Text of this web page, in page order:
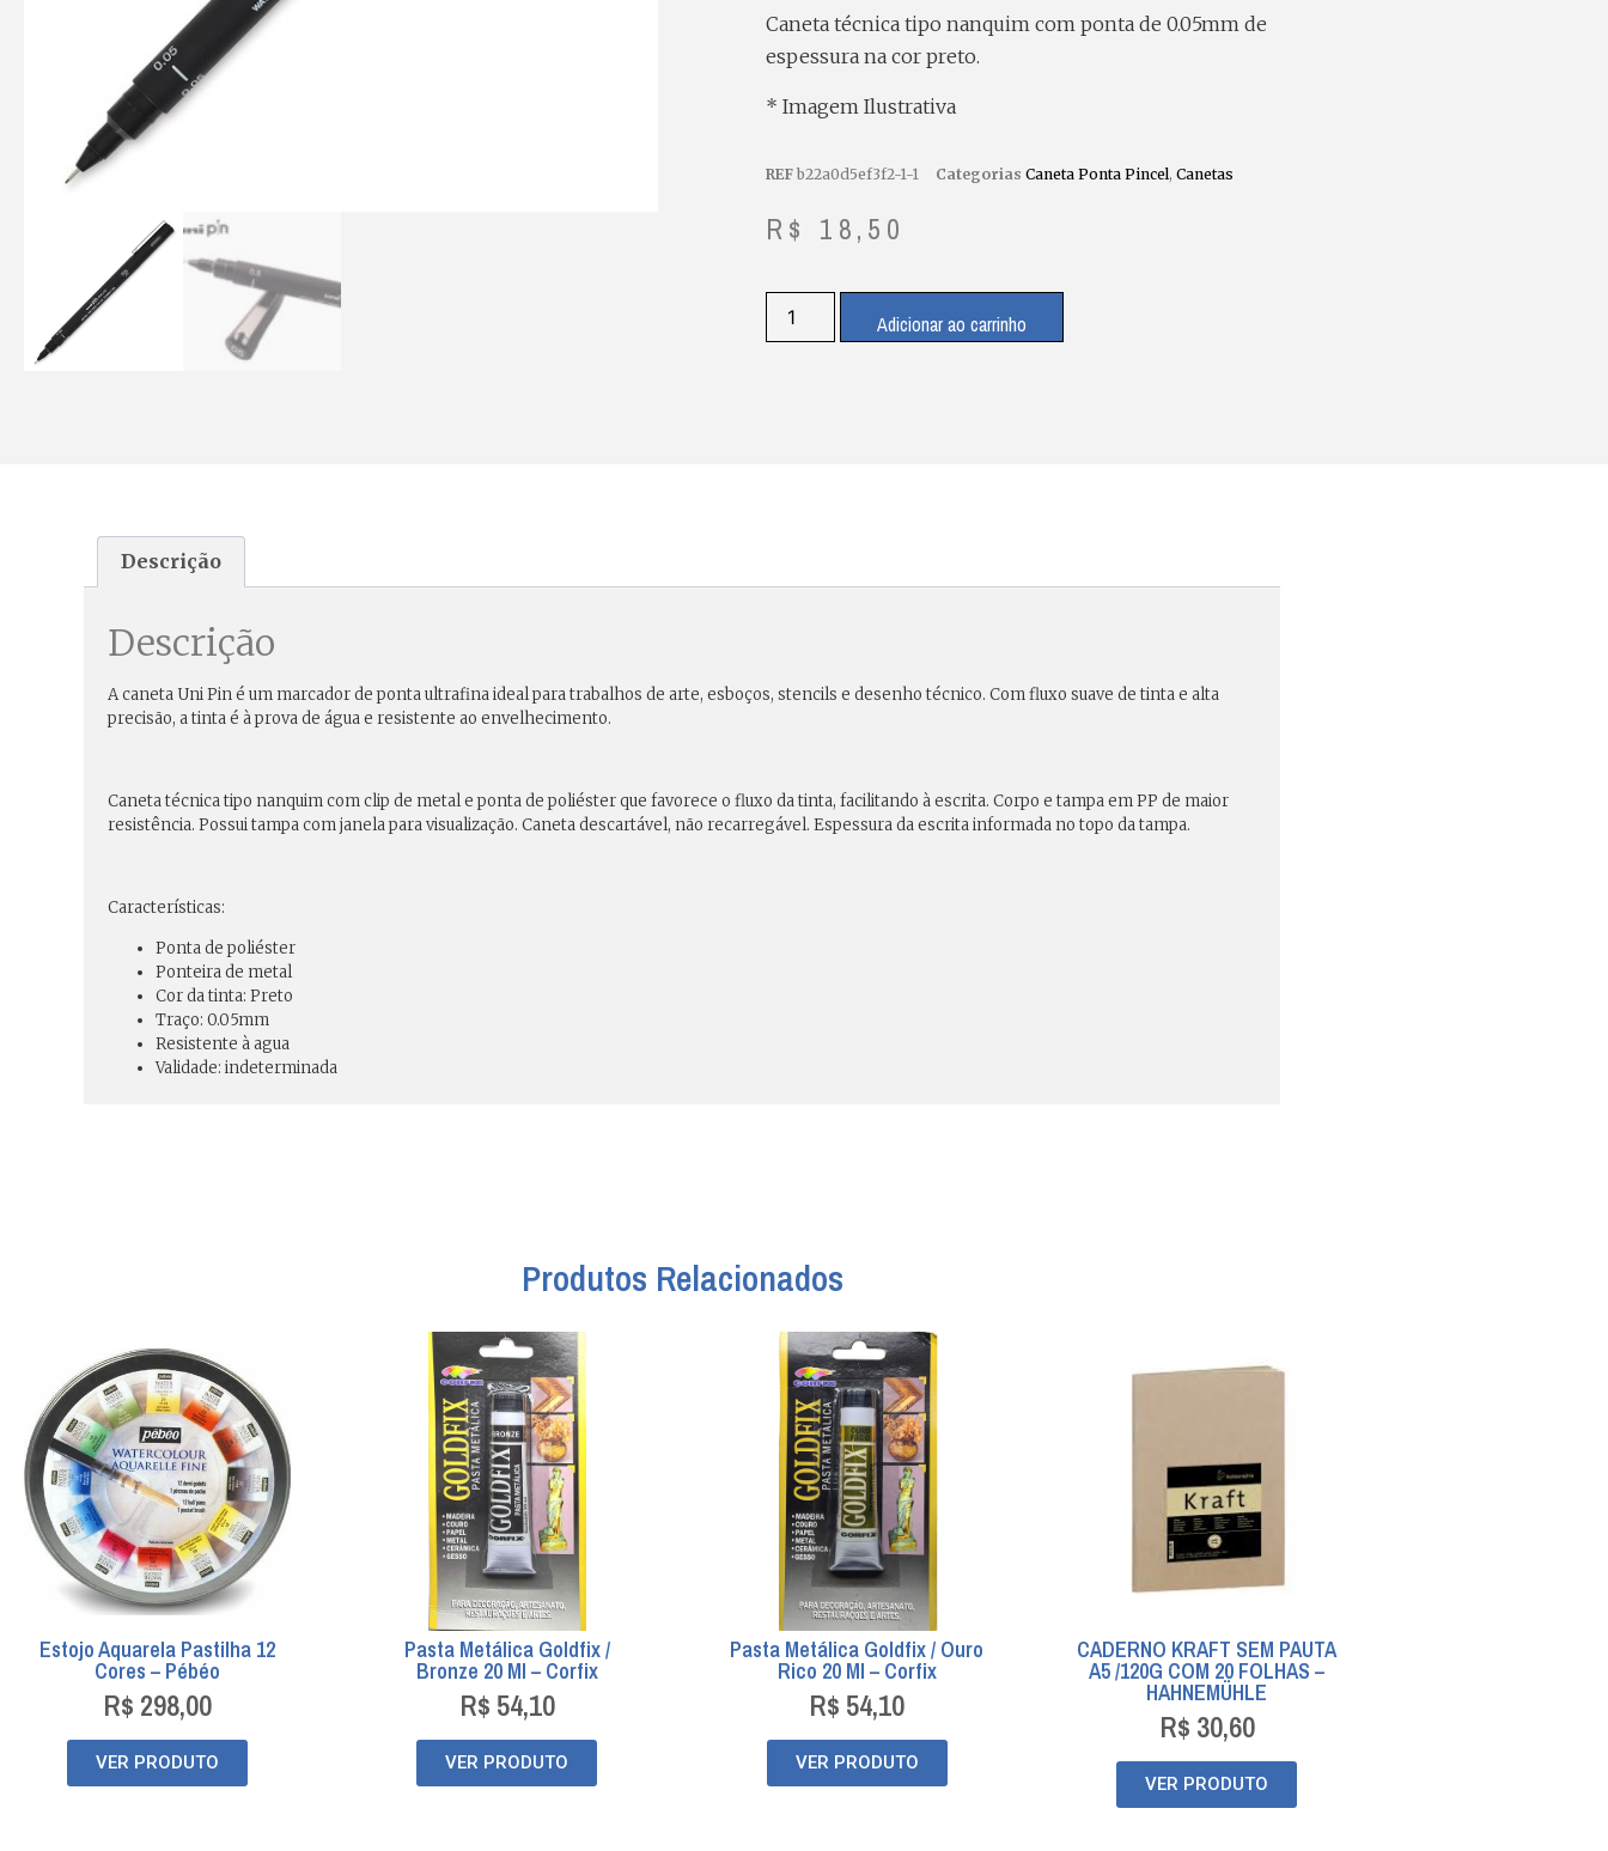
Caneta técnica tipo nanquim com ponta de 0.05mm de
espessura na cor preto.
* Imagem Ilustrativa
REF b22a0d5ef3f2-1-1 Categorias Caneta Ponta Pincel, Canetas
R$ 18,50
Adicionar ao carrinho
Descrição
Descrição
A caneta Uni Piné um marcador de ponta ultrafina ideal para trabalhos de arte, esboços, stencils e desenho técnico. Com fluxo suave de tinta e alta
precisão, a tinta é à prova de água e resistente ao envelhecimento.
Caneta técnica tipo nanquim com clip de metal e ponta de poliéster que favorece o fluxo da tinta, facilitando à escrita. Corpo e tampa em PP de maior
resistência. Possui tampa com janela para visualização. Caneta descartável, não recarregável. Espessura da escrita informada no topo da tampa.
Características:
Ponta de poliéster
Ponteira de metal
Cor da tinta: Preto
Traço: 0.05mm
Resistente à agua
Validade: indeterminada
Produtos Relacionados
Estojo Aquarela Pastilha 12
Cores – Pébéo
R$ 298,00
VER PRODUTO
Pasta Metálica Goldfix /
Bronze 20 Ml – Corfix
R$ 54,10
VER PRODUTO
Pasta Metálica Goldfix / Ouro
Rico 20 Ml – Corfix
R$ 54,10
VER PRODUTO
CADERNO KRAFT SEM PAUTA
A5 /120G COM 20 FOLHAS –
HAHNEMÜHLE
R$ 30,60
VER PRODUTO